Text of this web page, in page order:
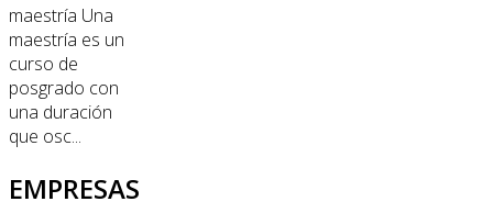
maestría Una
maestría es un
curso de
posgrado con
una duración
que osc...
EMPRESAS